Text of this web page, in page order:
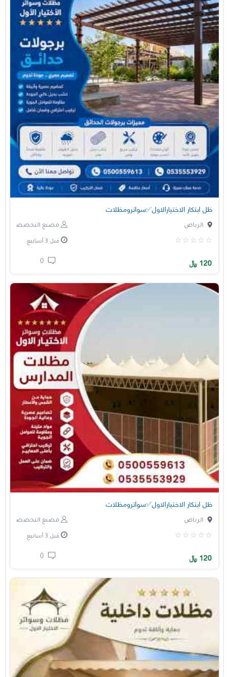
تسجيل دخول
التسجيل في الموقع
ظل ابتكار الاختيارالاول✅سواترومظلات
مصنع التخصصي الرياض
قبل 3 أسابيع
120 ﷼
ظل ابتكار الاختيارالاول✅سواترومظلات
مصنع التخصصي الرياض
قبل 3 أسابيع
120 ﷼